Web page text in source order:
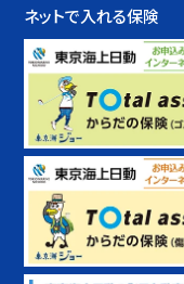
ネットで入れる保険